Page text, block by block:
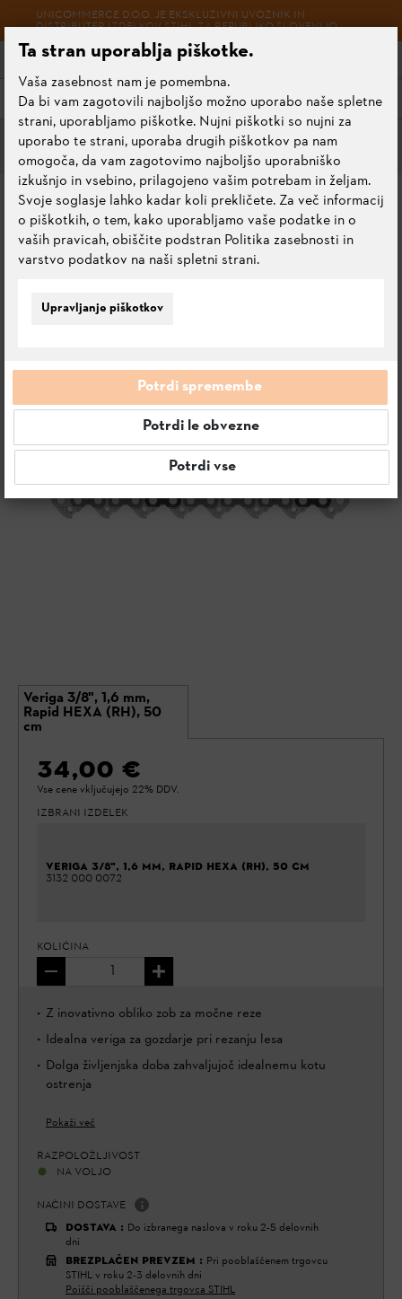
UNICOMMERCE D.O.O. JE EKSKLUZIVNI UVOZNIK IN
DISTRIBUTER IZDELKOV STIHL ZA REPUBLIKO SLOVENIJO.
Meni
Trpežne verige
VERIGA 3/8", 1,6 MM,
RAPID HEXA (RH), 50 CM
Veriga 3/8", 1,6 mm,
Rapid HEXA (RH), 50
cm
34,00 €
Vse cene vključujejo 22% DDV.
IZBRANI IZDELEK
VERIGA 3/8", 1,6 MM, RAPID HEXA (RH), 50 CM
3132 000 0072
KOLIČINA
Z inovativno obliko zob za močne reze
Idealna veriga za gozdarje pri rezanju lesa
Dolga življenjska doba zahvaljujoč idealnemu kotu
ostrenja
Pokaži več
RAZPOLOŽLJIVOST
NA VOLJO
NAČINI DOSTAVE
DOSTAVA : Do izbranega naslova v roku 2-5 delovnih
dni
BREZPLAČEN PREVZEM : Pri pooblaščenem trgovcu
STIHL v roku 2-3 delovnih dni
Poišči pooblaščenega trgovca STIHL
Upravljanje piškotkov
Ta stran uporablja piškotke.
Vaša zasebnost nam je pomembna.
Da bi vam zagotovili najboljšo možno uporabo naše spletne
strani, uporabljamo piškotke. Nujni piškotki so nujni za
uporabo te strani, uporaba drugih piškotkov pa nam
omogoča, da vam zagotovimo najboljšo uporabniško
izkušnjo in vsebino, prilagojeno vašim potrebam in željam.
Svoje soglasje lahko kadar koli prekličete. Za več informacij
o piškotkih, o tem, kako uporabljamo vaše podatke in o
vaših pravicah, obiščite podstran Politika zasebnosti in
varstvo podatkov na naši spletni strani.
Potrdi spremembe
Potrdi le obvezne
Potrdi vse